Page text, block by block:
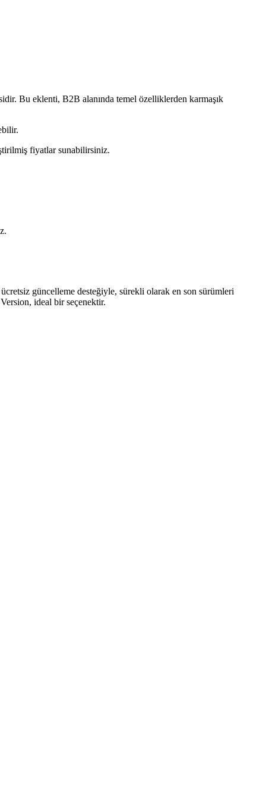
Bu eklenti, B2B alanında temel özelliklerden karmaşık
fiyatlar sunabilirsiniz.
güncelleme desteğiyle, sürekli olarak en son sürümleri
ideal bir seçenektir.